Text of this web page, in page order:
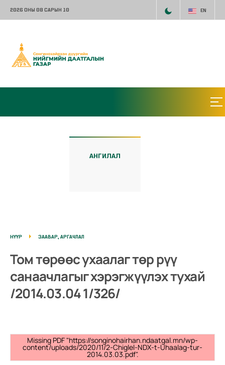
2026 ОНЫ 08 САРЫН 10 EN
АНГИЛАЛ
НҮҮР ЗААВАР, АРГАЧЛАЛ
Том төрөөс ухаалаг төр рүү
санаачлагыг хэрэгжүүлэх тухай
/2014.03.04 1/326/
Missing PDF "https://songinohairhan.ndaatgal.mn/wp-
content/uploads/2020/11/2-Chiglel-NDX-t-Uhaalag-tur-
2014.03.03.pdf".